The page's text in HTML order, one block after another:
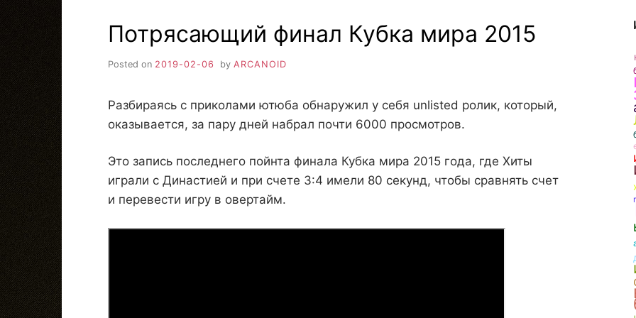
Потрясающий финал Кубка мира 2015
Posted on 2019-02-06 by ARCANOID
Разбираясь с приколами ютюба обнаружил у себя unlisted ролик, который,
оказывается, за пару дней набрал почти 6000 просмотров.
Это запись последнего пойнта финала Кубка мира 2015 года, где Хиты
играли с Династией и при счете 3:4 имели 80 секунд, чтобы сравнять счет
и перевести игру в овертайм.